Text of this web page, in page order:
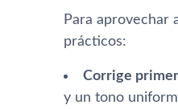
Para aprovechar
prácticos:
Corrige
y un tono